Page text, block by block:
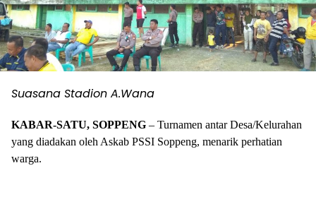
Suasana Stadion A.Wana
KABAR-SATU, SOPPENG – Turnamen antar Desa/Kelurahan
yang diadakan oleh Askab PSSI Soppeng, menarik perhatian
warga.